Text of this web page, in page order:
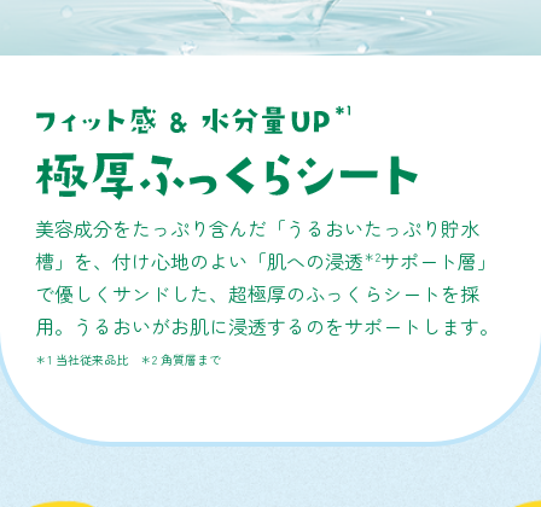
美容成分をたっぷり含んだ「うるおいたっぷり貯水
槽」を、付け心地のよい「肌への浸透＊2サポート層」
で優しくサンドした、超極厚のふっくらシートを採
用。うるおいがお肌に浸透するのをサポートします。
＊1 当社従来品比 ＊2 角質層まで